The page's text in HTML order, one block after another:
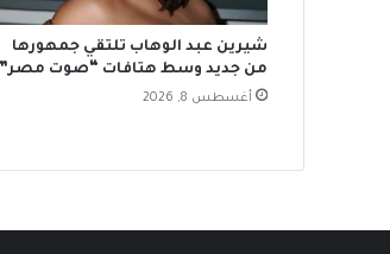
شيرين عبد الوهاب تلتقي جمهورها
من جديد وسط هتافات “صوت مصر”
أغسطس 8, 2026